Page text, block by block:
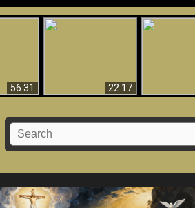
56:31 22:17